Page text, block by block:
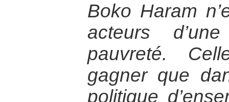
Boko Haram
acteurs
pauvreté.
gagner que
politique